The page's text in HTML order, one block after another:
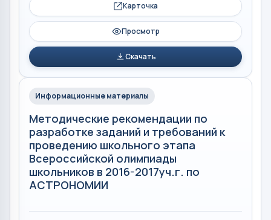
Карточка
Просмотр
Скачать
Информационные материалы
Методические рекомендации по
разработке заданий и требований к
проведению школьного этапа
Всероссийской олимпиады
школьников в 2016-2017уч.г. по
АСТРОНОМИИ